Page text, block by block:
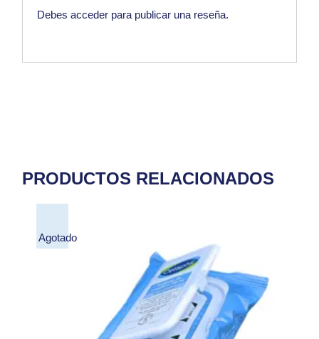
Debesacceder para publicar una reseña.
PRODUCTOS RELACIONADOS
Agotado